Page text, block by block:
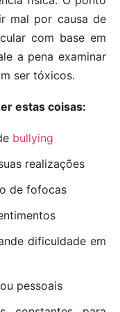
mal por causa de
com base em
a pena examinar
ser tóxicos.
estas coisas:
bullying
realizações
de fofocas
dificuldade em
pessoais